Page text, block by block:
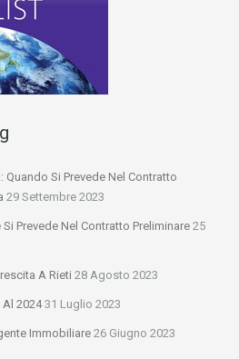
Si Prevede Nel Contratto
29 Settembre 2023
Prevede Nel Contratto Preliminare 25
A Rieti 28 Agosto 2023
2024 31 Luglio 2023
Immobiliare 26 Giugno 2023